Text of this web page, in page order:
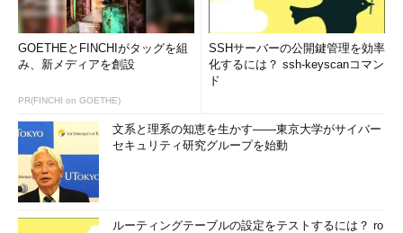
画面3Office 2013バージョンのOffice 365 ProPlusを実行
しているPCに、新しいOffice（Office 2016）へのアップグ
レードの通知が表示されるように
2015年からOffice 2016バージョンのOffice
365 ProPlusを使っているけど？
GOETHEとFINCHIがタッグを組
み、新メディアを創設
PR(FINCHI on GOETHE)
SSHサーバーの公開鍵管理を効率
化するには？ ssh-keyscanコマン
ド
文系と理系の知恵を生かす――東京大学がサイバー
セキュリティ研究グループを始動
ルーティングテーブルの設定をテストするには？ ro